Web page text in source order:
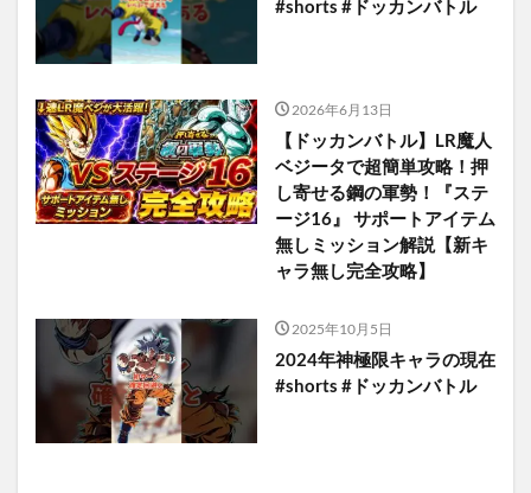
#shorts #ドッカンバトル
2026年6月13日
【ドッカンバトル】LR魔人
ベジータで超簡単攻略！押
し寄せる鋼の軍勢！『ステ
ージ16』 サポートアイテム
無しミッション解説【新キ
ャラ無し完全攻略】
2025年10月5日
2024年神極限キャラの現在
#shorts #ドッカンバトル